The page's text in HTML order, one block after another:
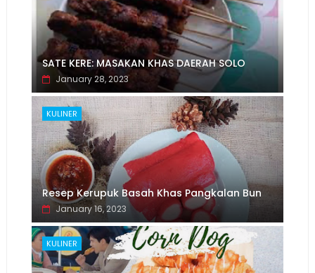
SATE KERE: MASAKAN KHAS DAERAH SOLO
January 28, 2023
KULINER
Resep Kerupuk Basah Khas Pangkalan Bun
January 16, 2023
KULINER